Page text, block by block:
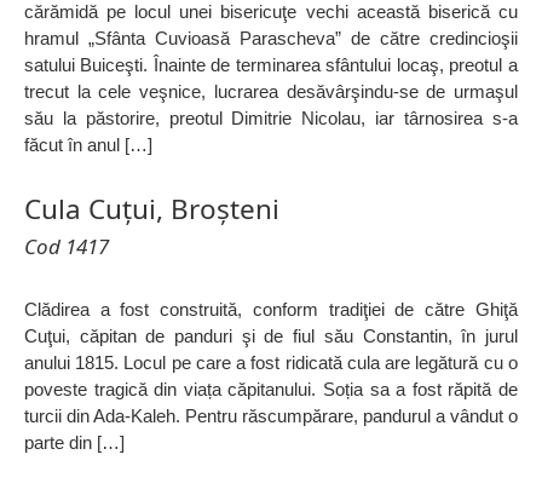
cărămidă pe locul unei bisericuţe vechi această biserică cu
hramul „Sfânta Cuvioasă Parascheva” de către credincioşii
satului Buiceşti. Înainte de terminarea sfântului locaş, preotul a
trecut la cele veşnice, lucrarea desăvârşindu-se de urmaşul
său la păstorire, preotul Dimitrie Nicolau, iar târnosirea s-a
făcut în anul […]
Cula Cuțui, Broșteni
Cod 1417
Clădirea a fost construită, conform tradiţiei de către Ghiţă
Cuţui, căpitan de panduri şi de fiul său Constantin, în jurul
anului 1815. Locul pe care a fost ridicată cula are legătură cu o
poveste tragică din viața căpitanului. Soția sa a fost răpită de
turcii din Ada-Kaleh. Pentru răscumpărare, pandurul a vândut o
parte din […]